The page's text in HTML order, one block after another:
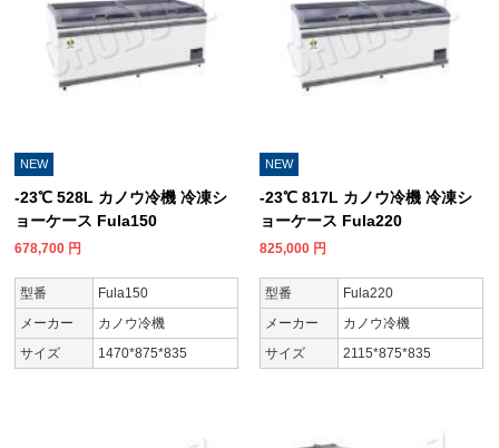
NEW
-23℃ 528L カノウ冷機 冷凍シ
ョーケース Fula150
678,700 円
型番
Fula150
メーカー
カノウ冷機
サイズ
1470*875*835
NEW
-23℃ 817L カノウ冷機 冷凍シ
ョーケース Fula220
825,000 円
型番
Fula220
メーカー
カノウ冷機
サイズ
2115*875*835